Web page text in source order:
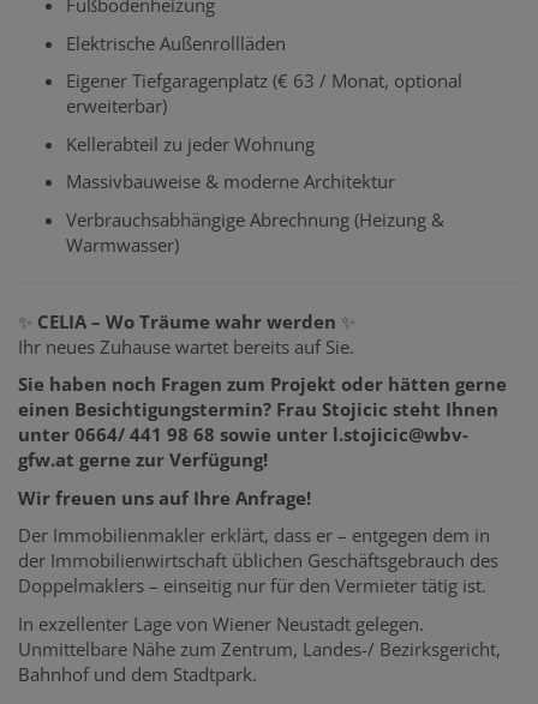
Fußbodenheizung
Elektrische Außenrollläden
Eigener Tiefgaragenplatz (€ 63 / Monat, optional
erweiterbar)
Kellerabteil zu jeder Wohnung
Massivbauweise & moderne Architektur
Verbrauchsabhängige Abrechnung (Heizung &
Warmwasser)
✨ CELIA – Wo Träume wahr werden ✨
Ihr neues Zuhause wartet bereits auf Sie.
Sie haben noch Fragen zum Projekt oder hätten gerne
einen Besichtigungstermin? Frau Stojicic steht Ihnen
unter 0664/ 441 98 68 sowie unter l.stojicic@wbv-
gfw.at gerne zur Verfügung!
Wir freuen uns auf Ihre Anfrage!
Der Immobilienmakler erklärt, dass er – entgegen dem in
der Immobilienwirtschaft üblichen Geschäftsgebrauch des
Doppelmaklers – einseitig nur für den Vermieter tätig ist.
In exzellenter Lage von Wiener Neustadt gelegen.
Unmittelbare Nähe zum Zentrum, Landes-/ Bezirksgericht,
Bahnhof und dem Stadtpark.